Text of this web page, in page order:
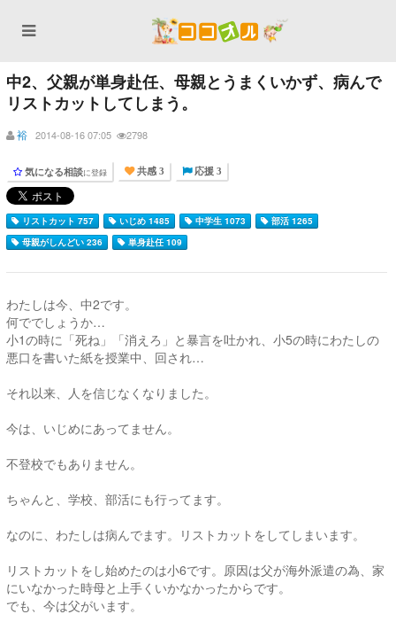
中2、父親が単身赴任、母親とうまくいかず、病んで
リストカットしてしまう。
裕 2014-08-16 07:05 2798
気になる相談に登録 共感 3 応援 3
リストカット 757 いじめ 1485 中学生 1073
部活 1265
母親がしんどい 236
単身赴任 109
わたしは今、中2です。
何ででしょうか…
小1の時に「死ね」「消えろ」と暴言を吐かれ、小5の時にわたしの
悪口を書いた紙を授業中、回され…
それ以来、人を信じなくなりました。
今は、いじめにあってません。
不登校でもありません。
ちゃんと、学校、部活にも行ってます。
なのに、わたしは病んでます。リストカットをしてしまいます。
リストカットをし始めたのは小6です。原因は父が海外派遣の為、家
にいなかった時母と上手くいかなかったからです。
でも、今は父がいます。